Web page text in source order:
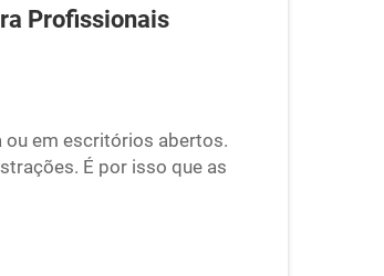
Profissionais
ou em escritórios abertos.
É por isso que as
espaços pequenos e